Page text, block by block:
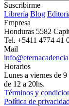
Suscribirme
Librería Blog
Empresa
Honduras 5582
Tel. +5411 4774 41
Mail
Horarios
Lunes a viernes de
de 12 a 20hs.
Términos y
Política de privacidad